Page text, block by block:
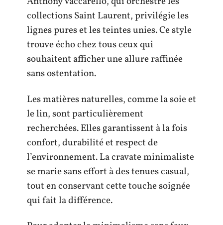
collections Saint Laurent, privilégie les
lignes pures et les teintes unies. Ce style
trouve écho chez tous ceux qui
souhaitent afficher une allure raffinée
sans ostentation.
Les matières naturelles, comme la soie et
le lin, sont particulièrement
recherchées. Elles garantissent à la fois
confort, durabilité et respect de
l’environnement. La cravate minimaliste
se marie sans effort à des tenues casual,
tout en conservant cette touche soignée
qui fait la différence.